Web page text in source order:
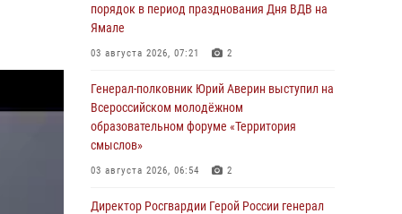
порядок в период празднования Дня ВДВ на
Ямале
03 августа 2026, 07:21 2
Генерал-полковник Юрий Аверин выступил на
Всероссийском молодёжном
образовательном форуме «Территория
смыслов»
03 августа 2026, 06:54 2
Директор Росгвардии Герой России генерал